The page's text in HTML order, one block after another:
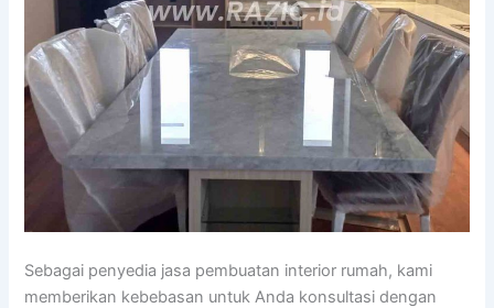
Sebagai penyedia jasa pembuatan interior rumah, kami
memberikan kebebasan untuk Anda konsultasi dengan